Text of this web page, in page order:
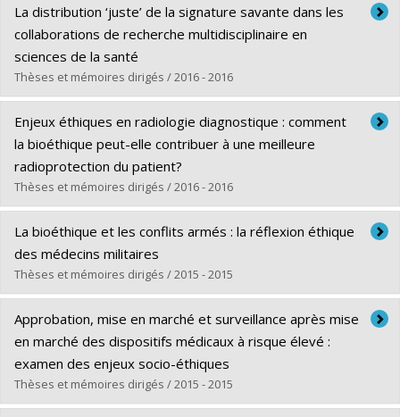
2020-2022 Formation à l'éthique et à la gouvernance,
et analyse des politiques, Board of Directors,
Canadian Fertility and Andrology Society
2020 (oct.) Evaluation de rapport,
Counsellors (CAGC)
2020- Consultations éthique, Kateri Memorial Hospital
Centre, Kahnawake
2020 Expert éthique,Favoriser l’adoption de la 5G dans
les secteurs muséal et culturel, Musée des beaux-arts
de Montréal (MBAM)
Diplômé(e) :Voarino, Nathalie
Cycle :Maîtrise
Diplôme obtenu :M.A.
Lien vers le document dans Papyrus
La distribution ‘juste’ de la signature savante dans les
collaborations de recherche multidisciplinaire en
sciences de la santé
Thèses et mémoires dirigés / 2016 - 2016
Diplômé(e) :Smith, Elise
Cycle :Doctorat
Diplôme obtenu : Ph. D.
Lien vers le document dans Papyrus
Enjeux éthiques en radiologie diagnostique : comment
la bioéthique peut-elle contribuer à une meilleure
radioprotection du patient?
Thèses et mémoires dirigés / 2016 - 2016
Diplômé(e) :Doudenkova, Victoria
Cycle :Maîtrise
Diplôme obtenu :M.A.
Lien vers le document dans Papyrus
La bioéthique et les conflits armés : la réflexion éthique
des médecins militaires
Thèses et mémoires dirigés / 2015 - 2015
Diplômé(e) : Rochon, Christiane
Cycle :Doctorat
Diplôme obtenu :Ph. D.
Lien vers le document dans Papyrus
Approbation, mise en marché et surveillance après mise
en marché des dispositifs médicaux à risque élevé :
examen des enjeux socio-éthiques
Thèses et mémoires dirigés / 2015 - 2015